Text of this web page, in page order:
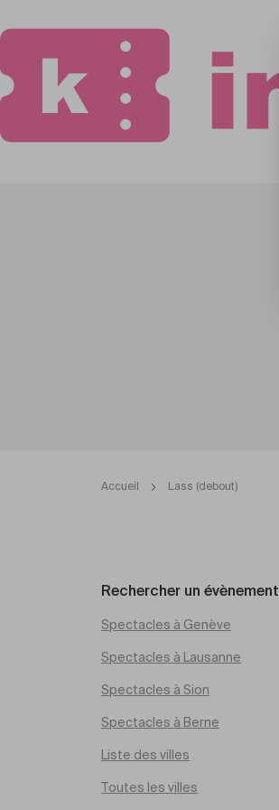
Accueil Lass (debout)
Rechercher un évènement
Spectacles à Genève
Spectacles à Lausanne
Spectacles à Sion
Spectacles à Berne
Liste des villes
Toutes les villes